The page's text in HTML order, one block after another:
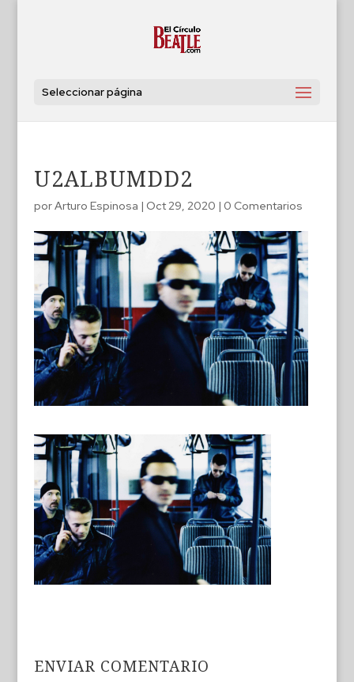
Seleccionar página
U2ALBUMDD2
porArturo Espinosa | Oct 29, 2020 | 0 Comentarios
ENVIAR COMENTARIO